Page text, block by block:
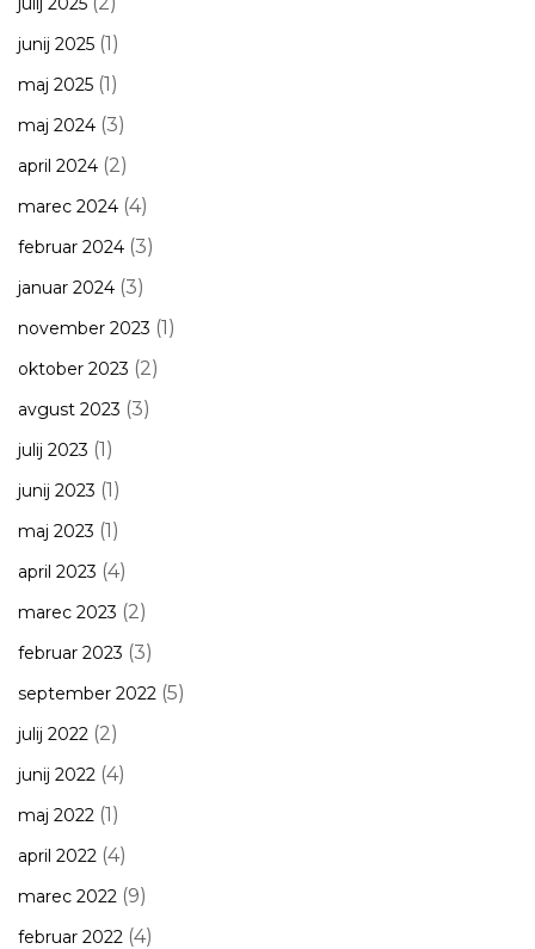
junij 2025 (1)
maj 2025 (1)
maj 2024 (3)
april 2024 (2)
marec 2024 (4)
februar 2024 (3)
januar 2024 (3)
november 2023 (1)
oktober 2023 (2)
avgust 2023 (3)
julij 2023 (1)
junij 2023 (1)
maj 2023 (1)
april 2023 (4)
marec 2023 (2)
februar 2023 (3)
september 2022 (5)
julij 2022 (2)
junij 2022 (4)
maj 2022 (1)
april 2022 (4)
marec 2022 (9)
februar 2022 (4)